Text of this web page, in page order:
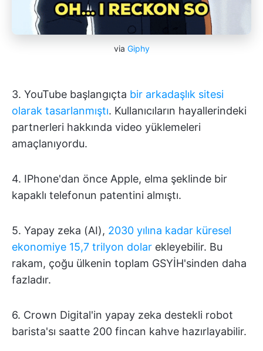
via Giphy
3. YouTube başlangıçta bir arkadaşlık sitesi
olarak tasarlanmıştı. Kullanıcıların hayallerindeki
partnerleri hakkında video yüklemeleri
amaçlanıyordu.
4. IPhone'dan önce Apple, elma şeklinde bir
kapaklı telefonun patentini almıştı.
5. Yapay zeka (AI), 2030 yılına kadar küresel
ekonomiye 15,7 trilyon dolar ekleyebilir. Bu
rakam, çoğu ülkenin toplam GSYİH'sinden daha
fazladır.
6. Crown Digital'in yapay zeka destekli robot
barista'sı saatte 200 fincan kahve hazırlayabilir.